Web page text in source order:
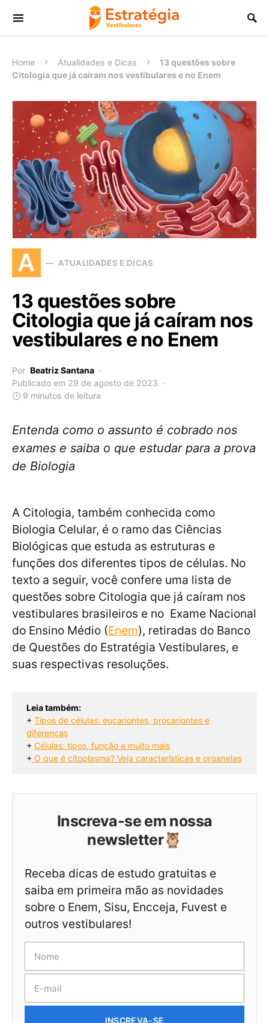
Procurar:
Home Atualidades e Dicas
13 questões sobre
Citologia que já caíram nos vestibulares e no Enem
A ATUALIDADES E DICAS
13 questões sobre
Citologia que já caíram nos
vestibulares e no Enem
Por Beatriz Santana
Publicado em 29 de agosto de 2023
9 minutos de leitura
Entenda como o assunto é cobrado nos
exames e saiba o que estudar para a prova
de Biologia
A Citologia, também conhecida como
Biologia Celular, é o ramo das Ciências
Biológicas que estuda as estruturas e
funções dos diferentes tipos de células. No
texto a seguir, você confere uma lista de
questões sobre Citologia que já caíram nos
vestibulares brasileiros e no Exame Nacional
do Ensino Médio (Enem), retiradas do Banco
de Questões do Estratégia Vestibulares, e
suas respectivas resoluções.
Leia também:
+ Tipos de células: eucariontes, procariontes e
diferenças
+ Células: tipos, função e muito mais
+ O que é citoplasma? Veja características e organelas
Inscreva-se em nossa
newsletter🦉
Receba dicas de estudo gratuitas e
saiba em primeira mão as novidades
sobre o Enem, Sisu, Encceja, Fuvest e
outros vestibulares!
INSCREVA-SE